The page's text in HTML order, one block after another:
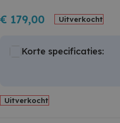
€ 179,00 Uitverkocht
Korte specificaties:
Uitverkocht